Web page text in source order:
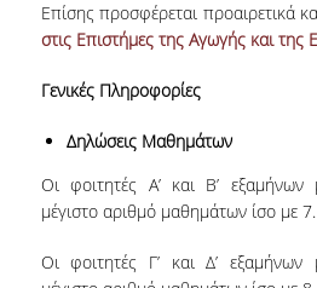
ΜΟ.ΔΙ.Π.
ΕΡΕΥΝΑ
ΕΡΕΥΝΗΤΙΚΑ ΠΕΔΙΑ
ΕΡΕΥΝΗΤΙΚΑ ΕΡΓΑΣΤΗΡΙΑ
Επίσης προσφέρεται προαιρετικά
στις Επιστήμες της Αγωγής και της
Γενικές Πληροφορίες
Δηλώσεις Μαθημάτων
Οι φοιτητές Α’ και Β’
μέγιστο αριθμό μαθημάτων ίσο με 7.
Οι φοιτητές Γ’ και Δ’